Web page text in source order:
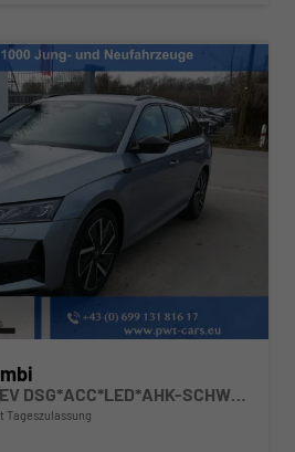
Sportline 1.5 TSI mHEV DSG*ACC*LED*AHK-SCHWENKBAR*NAVI*PDC*KAMERA
Tageszulassung